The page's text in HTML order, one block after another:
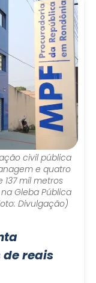
civil pública
e quatro
mil metros
Gleba Pública
Divulgação)
reais